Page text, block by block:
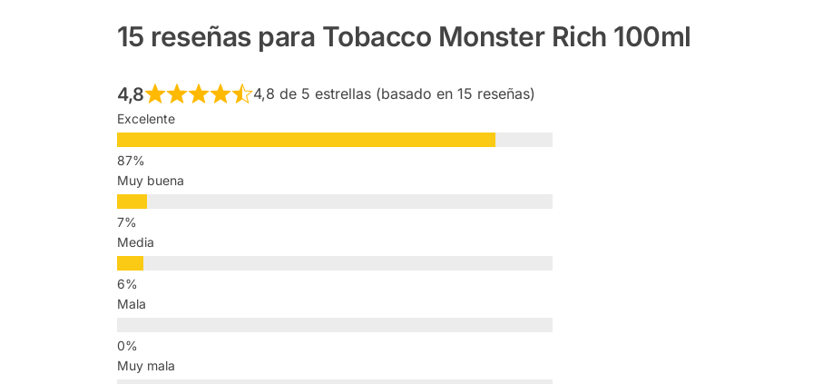
15 reseñas para Tobacco Monster Rich 100ml
4,8 4,8 de 5 estrellas (basado en 15 reseñas)
Excelente
Muy buena
Media
Mala
Muy mala